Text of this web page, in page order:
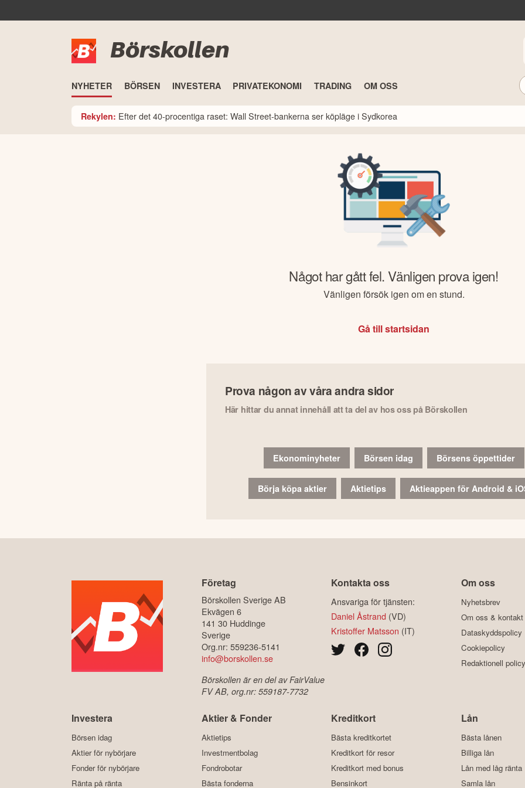
Börskollen
NYHETER BÖRSEN INVESTERA PRIVATEKONOMI TRADING OM OSS
Rekylen: Efter det 40-procentiga raset: Wall Street-bankerna ser köpläge i Sydkorea
Något har gått fel. Vänligen prova igen!
Vänligen försök igen om en stund.
Gå till startsidan
Prova någon av våra andra sidor
Här hittar du annat innehåll att ta del av hos oss på Börskollen
Ekonominyheter Börsen idag Börsens öppettider
Börja köpa aktier Aktietips Aktieappen för Android &
Företag
Börskollen Sverige AB
Ekvägen 6
141 30 Huddinge
Sverige
Org.nr: 559236-5141
info@borskollen.se
Börskollen är en del av FairValue
FV AB, org.nr: 559187-7732
Kontakta oss
Ansvariga för tjänsten:
Daniel Åstrand (VD)
Kristoffer Matsson (IT)
Om oss
Nyhetsbrev
Om oss & kontakt
Dataskyddspolicy
Cookiepolicy
Redaktionell policy
Investera
Börsen idag
Aktier för nybörjare
Fonder för nybörjare
Ränta på ränta
Aktier & Fonder
Aktietips
Investmentbolag
Fondrobotar
Bästa fonderna
Kreditkort
Bästa kreditkortet
Kreditkort för resor
Kreditkort med bonus
Bensinkort
Lån
Bästa lånen
Billiga lån
Lån med låg ränta
Samla lån